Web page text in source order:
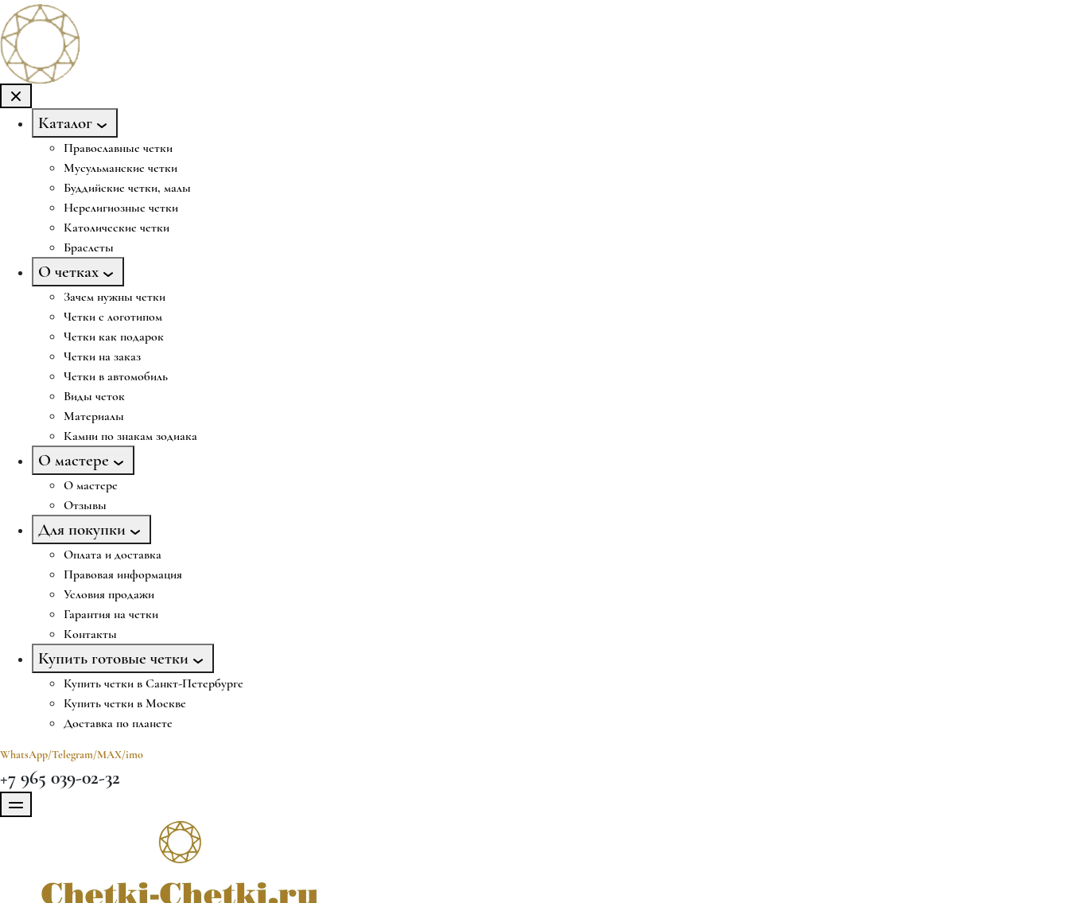
Каталог
Православные четки
Мусульманские четки
Буддийские четки, малы
Нерелигиозные четки
Католические четки
Браслеты
О четках
Зачем нужны четки
Четки с логотипом
Четки как подарок
Четки на заказ
Четки в автомобиль
Виды четок
Материалы
Камни по знакам зодиака
О мастере
О мастере
Отзывы
Для покупки
Оплата и доставка
Правовая информация
Условия продажи
Гарантия на четки
Контакты
Купить готовые четки
Купить четки в Санкт-Петербурге
Купить четки в Москве
Доставка по планете
WhatsApp/Telegram/MAX/imo
+7 965 039-02-32